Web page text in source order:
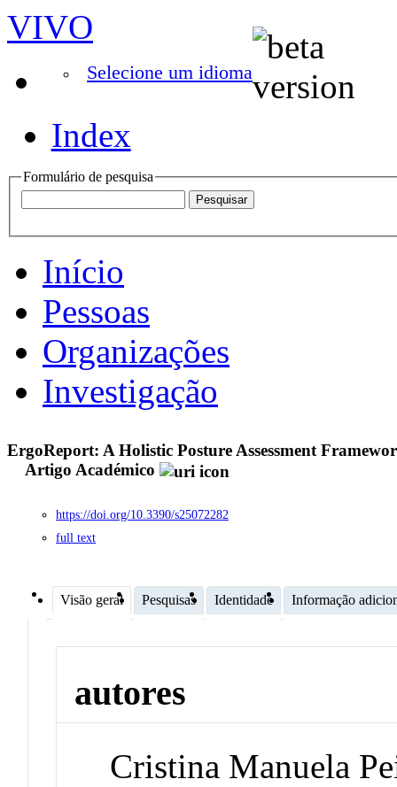
VIVO
Selecione um idioma
Index
Formulário de pesquisa
Início
Pessoas
Organizações
Investigação
ErgoReport: A Holistic Posture Assessment
Artigo Académico
https://doi.org/10.3390/s25072282
full text
Visão geral Pesquisas Identidade Informação
autores
Cristina Manuela